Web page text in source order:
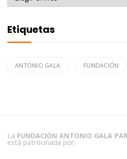
Etiquetas
ANTONIO GALA FUNDACIÓN
La FUNDACIÓN ANTONIO GALA
está patrocinada por: